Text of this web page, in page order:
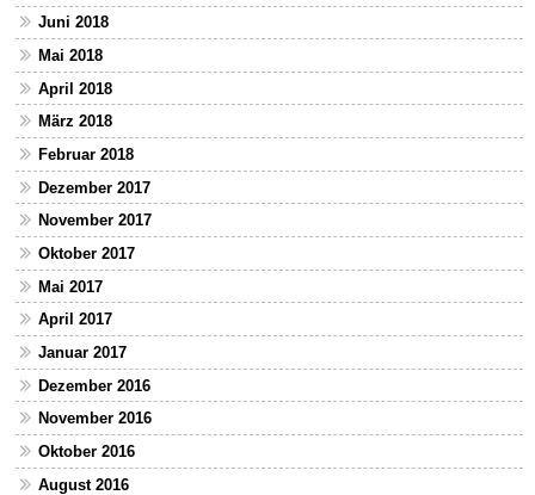
Juni 2018
Mai 2018
April 2018
März 2018
Februar 2018
Dezember 2017
November 2017
Oktober 2017
Mai 2017
April 2017
Januar 2017
Dezember 2016
November 2016
Oktober 2016
August 2016